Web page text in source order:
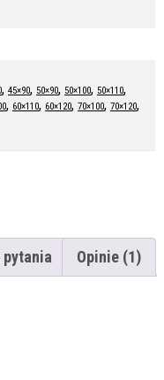
, 45×90, 50×90, 50×100, 50×110,
, 60×110, 60×120, 70×100, 70×120,
pytania Opinie (1)